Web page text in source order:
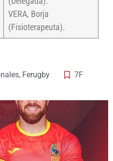
VERA, Borja
(Fisioterapeuta).
, Ferugby 7F